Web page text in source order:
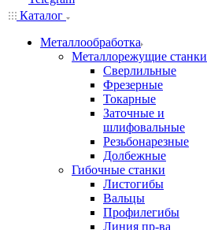
Каталог
Металлообработка
Металлорежущие станки
Сверлильные
Фрезерные
Токарные
Заточные и
шлифовальные
Резьбонарезные
Долбежные
Гибочные станки
Листогибы
Вальцы
Профилегибы
Линия пр-ва